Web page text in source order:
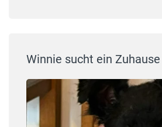
Winnie sucht ein Zuhause